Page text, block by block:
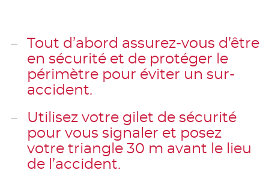
Tout d’abord assurez-vous d’être
en sécurité et de protéger le
périmètre pour éviter un sur-
accident.
Utilisez votre gilet de sécurité
pour vous signaler et posez
votre triangle 30 m avant le lieu
de l’accident.